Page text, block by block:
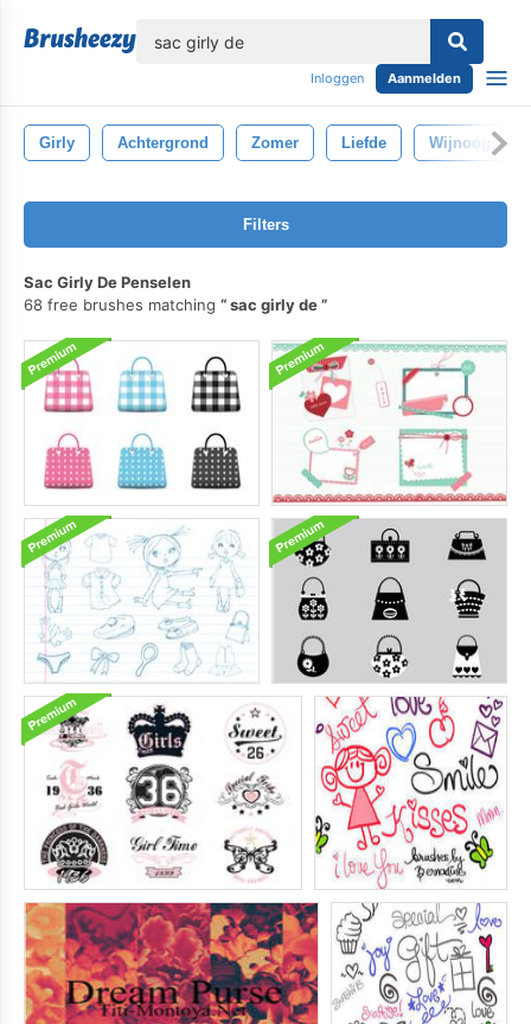
Inloggen Aanmelden
Girly Achtergrond Zomer Liefde Wijnoogst
Filters
Sac Girly De Penselen
68 free brushes matching
sac girly de